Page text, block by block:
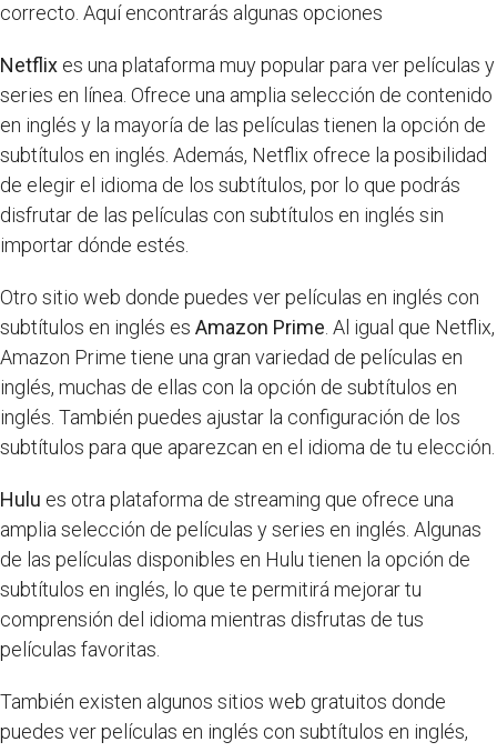
correcto. Aquí encontrarás algunas opciones
Netflix es una plataforma muy popular para ver películas y
series en línea. Ofrece una amplia selección de contenido
en inglés y la mayoría de las películas tienen la opción de
subtítulos en inglés. Además, Netflix ofrece la posibilidad
de elegir el idioma de los subtítulos, por lo que podrás
disfrutar de las películas con subtítulos en inglés sin
importar dónde estés.
Otro sitio web donde puedes ver películas en inglés con
subtítulos en inglés es Amazon Prime . Al igual que Netflix,
Amazon Prime tiene una gran variedad de películas en
inglés, muchas de ellas con la opción de subtítulos en
inglés. También puedes ajustar la configuración de los
subtítulos para que aparezcan en el idioma de tu elección.
Hulu es otra plataforma de streaming que ofrece una
amplia selección de películas y series en inglés. Algunas
de las películas disponibles en Hulu tienen la opción de
subtítulos en inglés, lo que te permitirá mejorar tu
comprensión del idioma mientras disfrutas de tus
películas favoritas.
También existen algunos sitios web gratuitos donde
puedes ver películas en inglés con subtítulos en inglés,